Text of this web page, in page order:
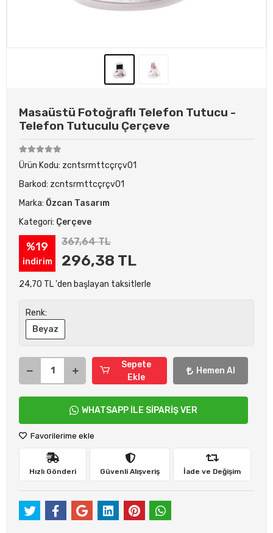
Masaüstü Fotoğraflı Telefon Tutucu -
Telefon Tutuculu Çerçeve
Ürün Kodu: zcntsrmttcçrçv01
Barkod: zcntsrmttcçrçv01
Marka: Özcan Tasarım
Kategori: Çerçeve
%19
indirim
367,64 TL
296,38 TL
24,70 TL 'den başlayan taksitlerle
Renk:
Beyaz
Sepete
Ekle
Hemen Al
WHATSAPP İLE SİPARİŞ VER
Favorilerime ekle
Hızlı Gönderi Güvenli Alışveriş İade ve Değişim